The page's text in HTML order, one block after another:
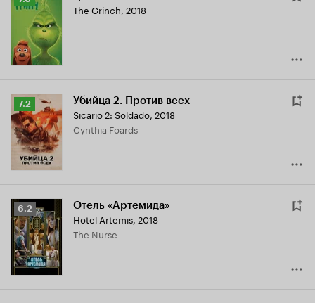
Кинопоиска
7.6
The Grinch, 2018
Рейтинг
Кинопоиска
7.2
7.2 Убийца 2. Против всех
Sicario 2: Soldado, 2018
Cynthia Foards
Рейтинг
Кинопоиска
6.2
6.2 Отель «Артемида»
Hotel Artemis, 2018
The Nurse